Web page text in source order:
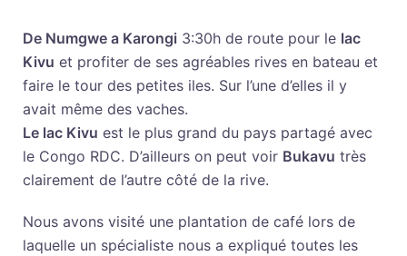
De Numgwe a Karongi 3:30h de route pour le lac
Kivu et profiter de ses agréables rives en bateau et
faire le tour des petites iles. Sur l’une d’elles il y
avait même des vaches.
Le lac Kivu est le plus grand du pays partagé avec
le Congo RDC. D’ailleurs on peut voir Bukavu très
clairement de l’autre côté de la rive.
Nous avons visité une plantation de café lors de
laquelle un spécialiste nous a expliqué toutes les